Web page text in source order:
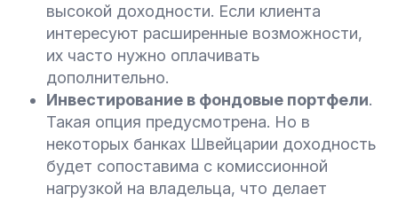
высокой доходности. Если клиента
интересуют расширенные возможности,
их часто нужно оплачивать
дополнительно.
Инвестирование в фондовые портфели.
Такая опция предусмотрена. Но в
некоторых банках Швейцарии доходность
будет сопоставима с комиссионной
нагрузкой на владельца, что делает